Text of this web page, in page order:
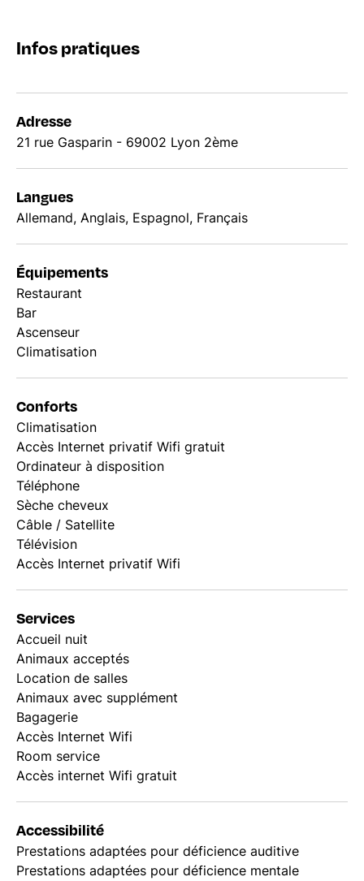
Infos pratiques
Adresse
21 rue Gasparin - 69002 Lyon 2ème
Langues
Allemand, Anglais, Espagnol, Français
Équipements
Restaurant
Bar
Ascenseur
Climatisation
Conforts
Climatisation
Accès Internet privatif Wifi gratuit
Ordinateur à disposition
Téléphone
Sèche cheveux
Câble / Satellite
Télévision
Accès Internet privatif Wifi
Services
Accueil nuit
Animaux acceptés
Location de salles
Animaux avec supplément
Bagagerie
Accès Internet Wifi
Room service
Accès internet Wifi gratuit
Accessibilité
Prestations adaptées pour déficience auditive
Prestations adaptées pour déficience mentale